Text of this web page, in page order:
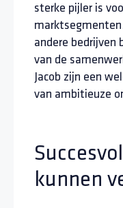
sterke pijler is
andere bedrijven
van de
Jacob zijn een
van ambitieuze
kunnen